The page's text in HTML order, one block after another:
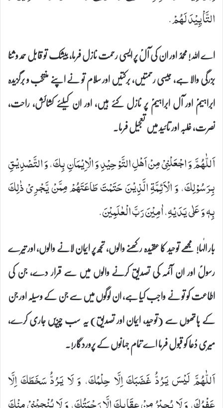
التَّاْیِیْدَ لَهُمْ.
اے اللہ! محمدؐ اور ان کی آلؑ پر ایسی رحمت نازل فرما، بیشک تو قابل حمد و ثنا
بزرگی والا ہے، جیسی رحمتیں، برکتیں اور سلام تو نے اپنے منتخب و برگزیدہ
ابراہیمؑ اور آل ابراہیمؑ پر نازل کئے ہیں، اور ان کیلئے کشائش، راحت،
نصرت، غلبہ اور تائید میں تعجیل فرما۔
اَللّٰهُمَّ وَ اجْعَلْنِیْ مِنْ اَهْلِ التَّوْحِیْدِ وَ الْاِیْمَانِ بِكَ، وَ التَّصْدِیْقِ
بِرَسُوْلِكَ، وَ الْاَئِمَّةِ الَّذِیْنَ حَتَمْتَ طَاعَتَهُمْ مِمَّنْ یَّجْرِیْ ذٰلِكَ
بِهٖ وَ عَلٰى یَدَیْهِ، اٰمِیْنَ رَبَّ الْعٰلَمِیْنَ.
بار الٰہا! مجھے توحید کا عقیدہ رکھنے والوں، تجھ پر ایمان لانے والوں، اور تیرے
رسولؐ اور ان آئمہ ؑکی تصدیق کرنے والوں میں سے قرار دے، جن کی
اطاعت کو تو نے واجب کیا ہے، ان لوگوں میں سے جن کے وسیلہ اور جن
کے ہاتھوں سے (توحید، ایمان اور تصدیق) یہ سب چیزیں جاری کرے،
میری دُعا کو قبول فرما اے تمام جہانوں کے پروردگار!۔
اَللّٰهُمَّ لَیْسَ یَرُدُّ غَضَبَكَ اِلَّا حِلْمُكَ، وَ لَا یَرُدُّ سَخَطَكَ اِلَّا
عَفْوُكَ، وَ لَا یُجِیْرُ مِنْ عِقَابِكَ اِلَّا رَحْمَتُكَ، وَ لَا یُنْجِیْنِیْ مِنْكَ